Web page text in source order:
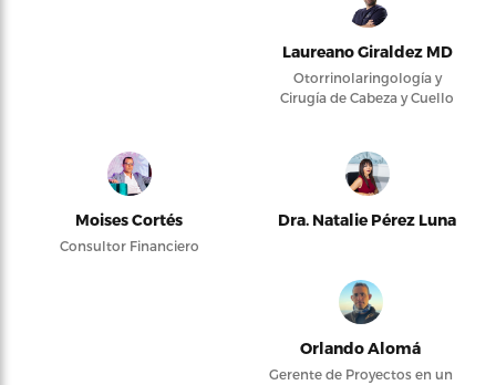
Laureano Giraldez MD
Otorrinolaringología y
Cirugía de Cabeza y Cuello
Moises Cortés
Consultor Financiero
Dra. Natalie Pérez Luna
Orlando Alomá
Gerente de Proyectos en un